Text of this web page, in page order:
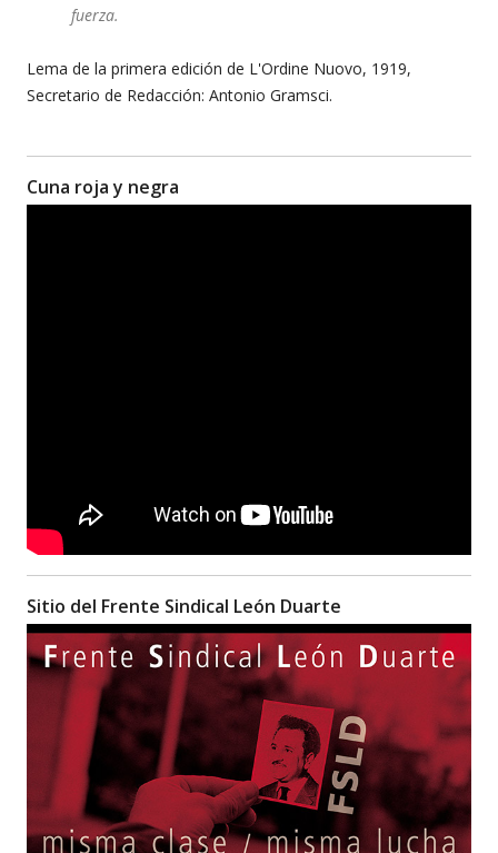
fuerza.
Lema de la primera edición de L'Ordine Nuovo, 1919,
Secretario de Redacción: Antonio Gramsci.
Cuna roja y negra
Sitio del Frente Sindical León Duarte